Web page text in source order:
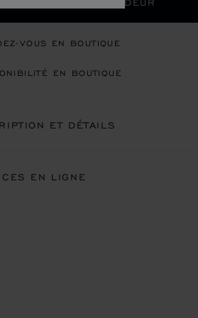
UN AMBASSADEUR
VOUS EN BOUTIQUE
EN BOUTIQUE
ET DÉTAILS
EN LIGNE